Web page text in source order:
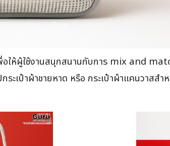
อให้ผู้ใช้งานสนุกสนานกับการ mix and
ะเป๋าผ้าชายหาด หรือ กระเป๋าผ้าแคนวาสสำ